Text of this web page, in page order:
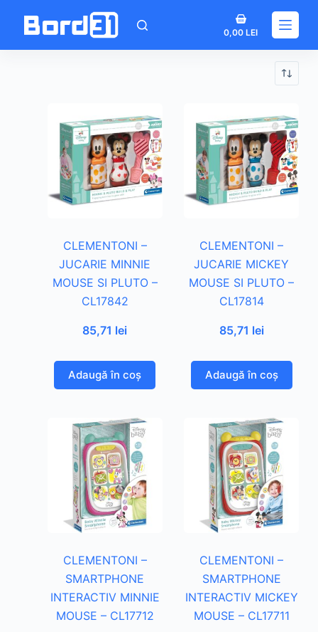
Coș
de
cumpărături
0,00LEI
CLEMENTONI –
JUCARIE MINNIE
MOUSE SI PLUTO –
CL17842
85,71 lei
Adaugă în coș
CLEMENTONI –
JUCARIE MICKEY
MOUSE SI PLUTO –
CL17814
85,71 lei
Adaugă în coș
CLEMENTONI –
SMARTPHONE
INTERACTIV MINNIE
MOUSE – CL17712
CLEMENTONI –
SMARTPHONE
INTERACTIV MICKEY
MOUSE – CL17711